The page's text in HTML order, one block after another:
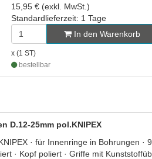
15,95 € (exkl. MwSt.)
Standardlieferzeit: 1 Tage
In den Warenkorb
x (1 ST)
bestellbar
D.12-25mm pol.KNIPEX
· für Innenringe in Bohrungen
· Kopf poliert · Griffe mit